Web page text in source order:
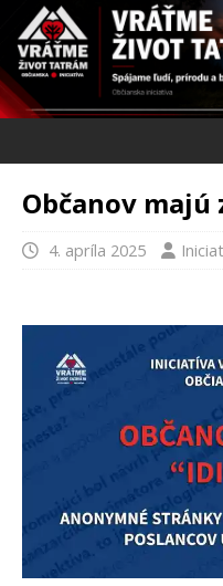
Občanov majú
4. apríla 2025